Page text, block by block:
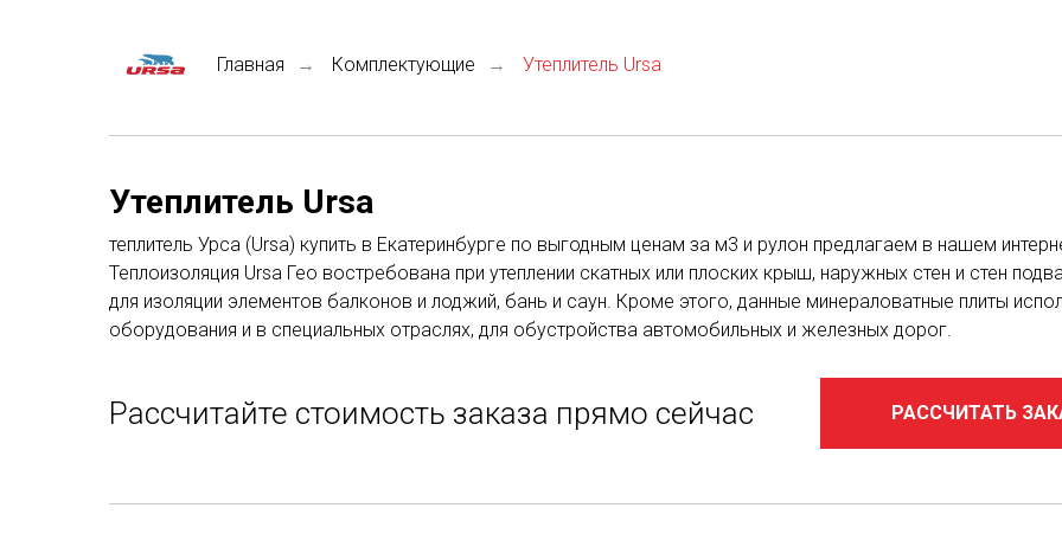
Главная → Комплектующие → Утеплитель Ursa
Утеплитель Ursa
теплитель Урса (Ursa) купить в Екатеринбурге по выгодным ценам за м3 и рулон предлагаем в нашем
Теплоизоляция Ursa Гео востребована при утеплении скатных или плоских крыш, наружных стен и стен
для изоляции элементов балконов и лоджий, бань и саун. Кроме этого, данные минераловатные плиты
оборудования и в специальных отраслях, для обустройства автомобильных и железных дорог.
Рассчитайте стоимость заказа прямо сейчас РАССЧИТАТЬ